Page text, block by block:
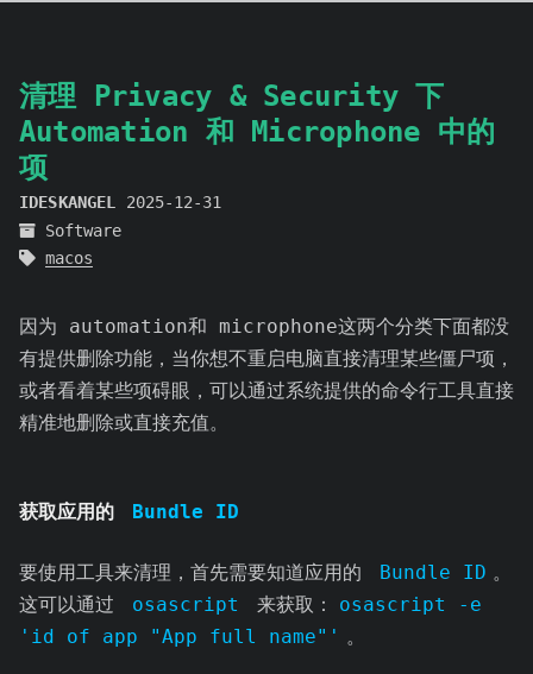
清理 Privacy & Security 下
Automation 和 Microphone 中的
项
IDESKANGEL
2025-12-31
Software
macos
因为 automation和 microphone这两个分类下面都没
有提供删除功能，当你想不重启电脑直接清理某些僵尸项，
或者看着某些项碍眼，可以通过系统提供的命令行工具直接
精准地删除或直接充值。
获取应用的 Bundle ID
要使用工具来清理，首先需要知道应用的 Bundle ID 。
这可以通过
osascript 来获取：
osascript -e
'id of app "App full name"' 。